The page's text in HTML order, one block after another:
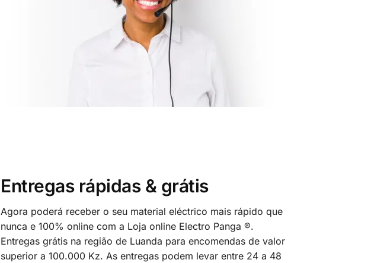
Entregas rápidas & grátis
Agora poderá receber o seu material eléctrico mais rápido que
nunca e 100% online com a Loja online Electro Panga ®.
Entregas grátis na região de Luanda para encomendas de valor
superior a 100.000 Kz. As entregas podem levar entre 24 a 48